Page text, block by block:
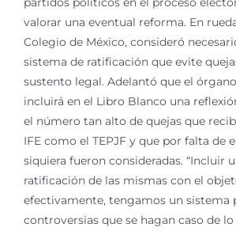
valorar una eventual reforma. En
Colegio de México, consideró
sistema de ratificación que evite
sustento legal. Adelantó que el
incluirá en el Libro Blanco una
el número tan alto de quejas que
IFE como el TEPJF y que por falta de
siquiera fueron consideradas. “Incluir
ratificación de las mismas con el
efectivamente, tengamos un sistema
controversias que se hagan caso de